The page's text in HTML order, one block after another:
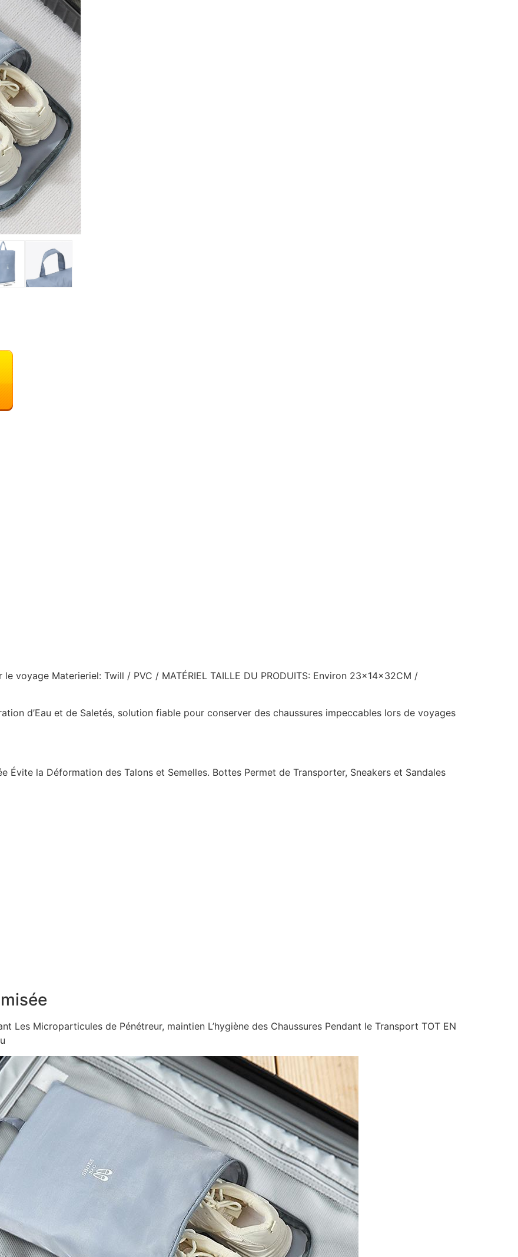
voyage Materieriel: Twill / PVC / MATÉRIEL TAILLE DU PRODUITS: Environ 23x14x32CM /
d’Eau et de Saletés, solution fiable pour conserver des chaussures impeccables lors de voyages
Évite la Déformation des Talons et Semelles. Bottes Permet de Transporter, Sneakers et Sandales
Les Microparticules de Pénétreur, maintien L’hygiène des Chaussures Pendant le Transport TOT EN